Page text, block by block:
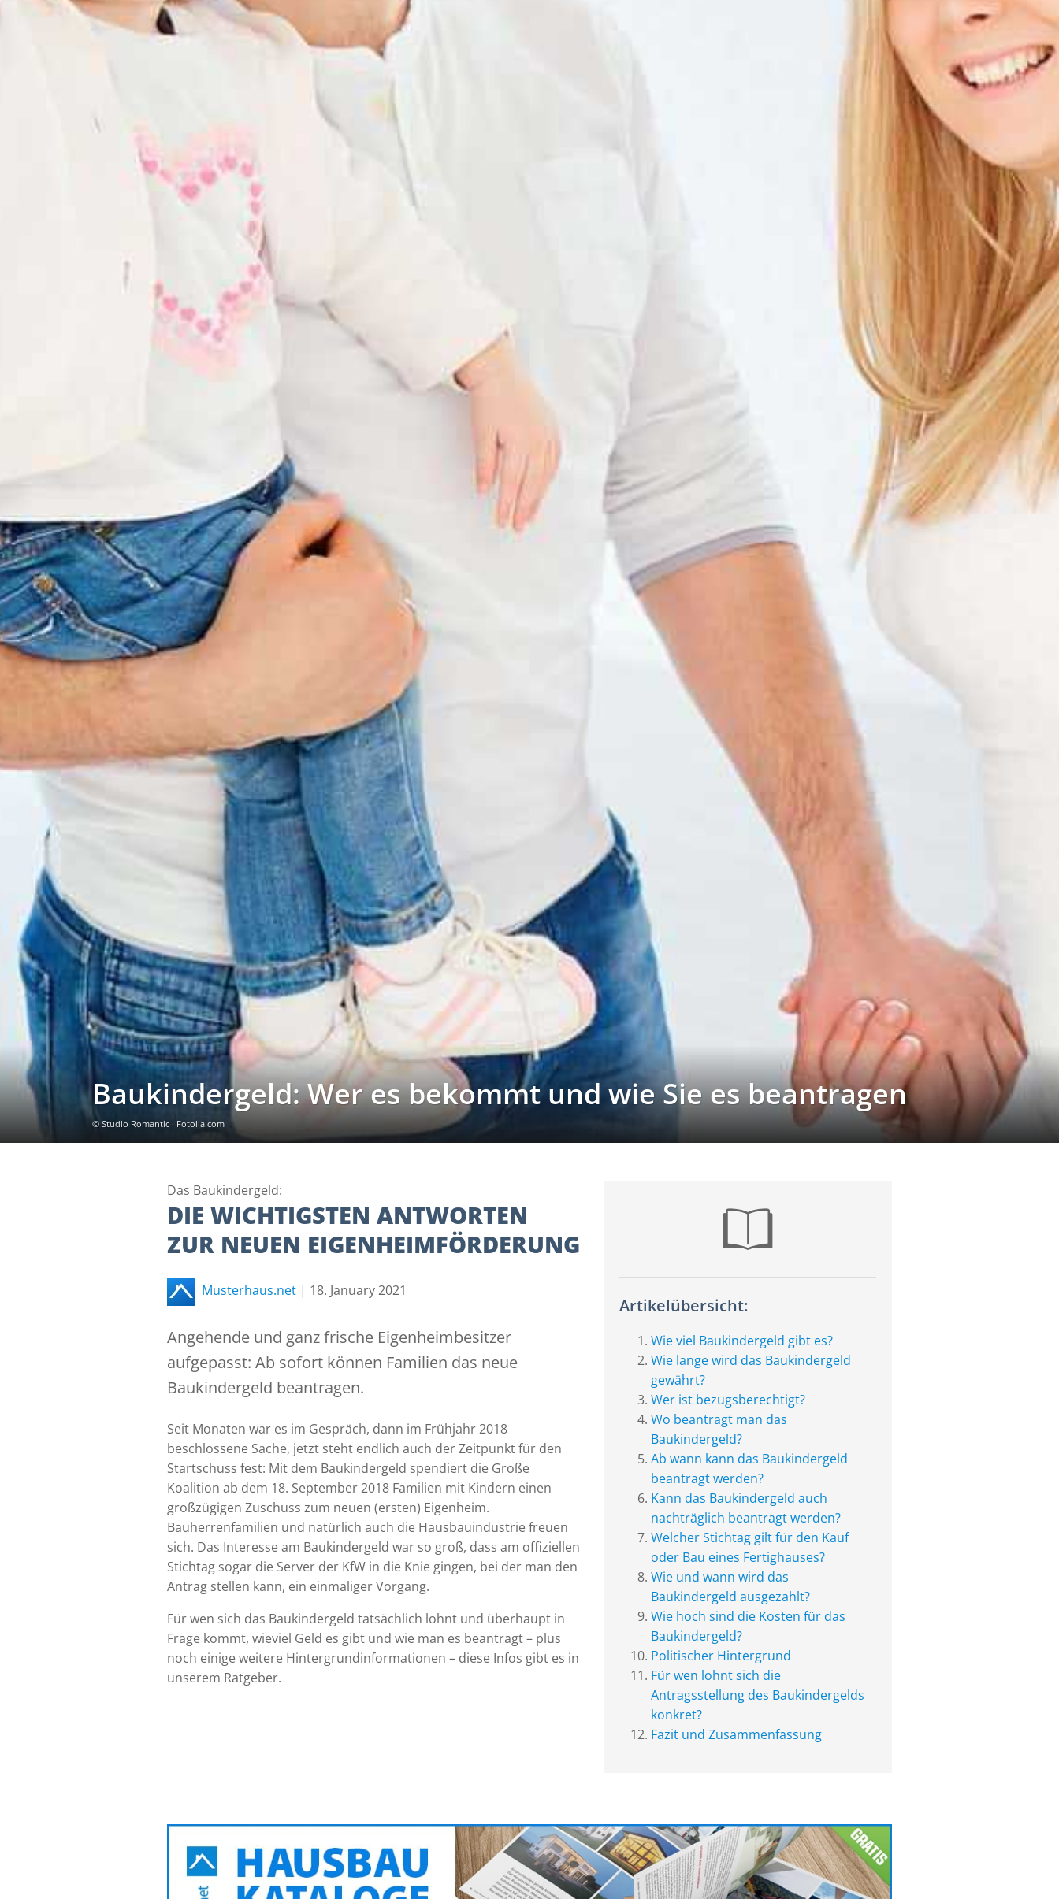
Baukindergeld: Wer es bekommt und wie Sie es beantragen
© Studio Romantic · Fotolia.com
Das Baukindergeld:
DIE WICHTIGSTEN ANTWORTEN
ZUR NEUEN EIGENHEIMFÖRDERUNG
Musterhaus.net | 18. January 2021
Angehende und ganz frische Eigenheimbesitzer
aufgepasst: Ab sofort können Familien das neue
Baukindergeld beantragen.
Seit Monaten war es im Gespräch, dann im Frühjahr 2018
beschlossene Sache, jetzt steht endlich auch der Zeitpunkt für den
Startschuss fest: Mit dem Baukindergeld spendiert die Große
Koalition ab dem 18. September 2018 Familien mit Kindern einen
großzügigen Zuschuss zum neuen (ersten) Eigenheim.
Bauherrenfamilien und natürlich auch die Hausbauindustrie freuen
sich. Das Interesse am Baukindergeld war so groß, dass am offiziellen
Stichtag sogar die Server der KfW in die Knie gingen, bei der man den
Antrag stellen kann, ein einmaliger Vorgang.
Für wen sich das Baukindergeld tatsächlich lohnt und überhaupt in
Frage kommt, wieviel Geld es gibt und wie man es beantragt – plus
noch einige weitere Hintergrundinformationen – diese Infos gibt es in
unserem Ratgeber.
Artikelübersicht:
Wie viel Baukindergeld gibt es?
Wie lange wird das Baukindergeld
gewährt?
Wer ist bezugsberechtigt?
Wo beantragt man das
Baukindergeld?
Ab wann kann das Baukindergeld
beantragt werden?
Kann das Baukindergeld auch
nachträglich beantragt werden?
Welcher Stichtag gilt für den Kauf
oder Bau eines Fertighauses?
Wie und wann wird das
Baukindergeld ausgezahlt?
Wie hoch sind die Kosten für das
Baukindergeld?
Politischer Hintergrund
Für wen lohnt sich die
Antragsstellung des Baukindergelds
konkret?
Fazit und Zusammenfassung